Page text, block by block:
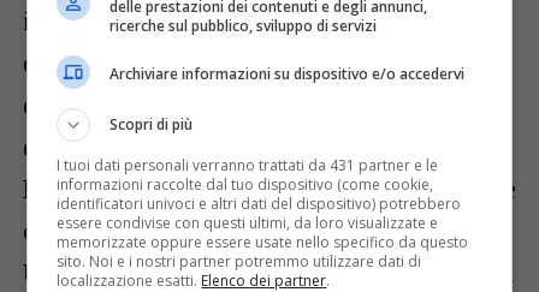
in cui era rimasto coinvolto con ferimento
di diversi operatori di polizia, il personale
della Stradale di Udine chiedeva l’ausilio
del personale della Sottosezione di
Palmanova che accorreva immediatamente
ed anche del personale della Questura di
Udine. Fortunatamente grazie alla capacità
delle prestazioni dei contenuti e degli annunci,
ricerche sul pubblico, sviluppo di servizi
Archiviare informazioni su dispositivo e/o accedervi
Scopri di più
I tuoi dati personali verranno trattati da 431 partner e le
informazioni raccolte dal tuo dispositivo (come cookie,
identificatori univoci e altri dati del dispositivo) potrebbero
essere condivise con questi ultimi, da loro visualizzate e
memorizzate oppure essere usate nello specifico da questo
sito. Noi e i nostri partner potremmo utilizzare dati di
localizzazione esatti. Elenco dei partner.